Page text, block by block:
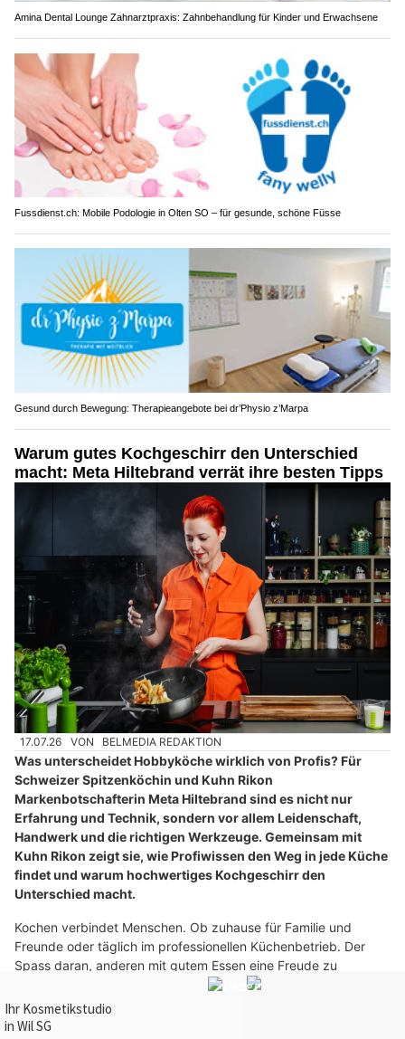
Amina Dental Lounge Zahnarztpraxis: Zahnbehandlung für Kinder und Erwachsene
Fussdienst.ch: Mobile Podologie in Olten SO – für gesunde, schöne Füsse
Gesund durch Bewegung: Therapieangebote bei dr’Physio z’Marpa
Warum gutes Kochgeschirr den Unterschied
macht: Meta Hiltebrand verrät ihre besten Tipps
17.07.26 VON BELMEDIA REDAKTION
Was unterscheidet Hobbyköche wirklich von Profis? Für
Schweizer Spitzenköchin und Kuhn Rikon
Markenbotschafterin Meta Hiltebrand sind es nicht nur
Erfahrung und Technik, sondern vor allem Leidenschaft,
Handwerk und die richtigen Werkzeuge. Gemeinsam mit
Kuhn Rikon zeigt sie, wie Profiwissen den Weg in jede Küche
findet und warum hochwertiges Kochgeschirr den
Unterschied macht.
Kochen verbindet Menschen. Ob zuhause für Familie und
Freunde oder täglich im professionellen Küchenbetrieb. Der
Spass daran, anderen mit gutem Essen eine Freude zu
bereiten, ist derselbe. Für die Schweizer Spitzenköchin und
Kuhn Rikon Markenbotschafterin Meta Hiltebrand liegt genau
darin die Brücke zwischen Hobby- und Profiküche.